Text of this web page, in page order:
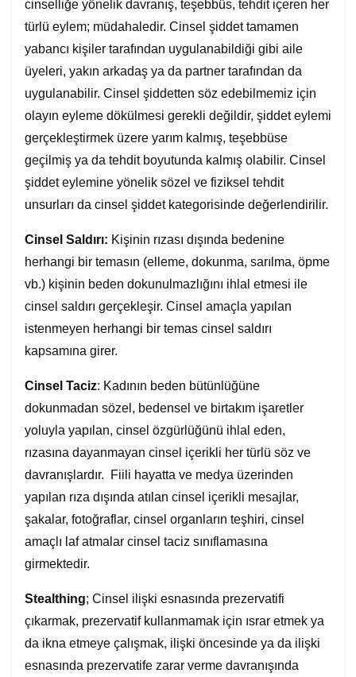
cinselliğe yönelik davranış, teşebbüs, tehdit içeren her
türlü eylem; müdahaledir. Cinsel şiddet tamamen
yabancı kişiler tarafından uygulanabildiği gibi aile
üyeleri, yakın arkadaş ya da partner tarafından da
uygulanabilir. Cinsel şiddetten söz edebilmemiz için
olayın eyleme dökülmesi gerekli değildir, şiddet eylemi
gerçekleştirmek üzere yarım kalmış, teşebbüse
geçilmiş ya da tehdit boyutunda kalmış olabilir. Cinsel
şiddet eylemine yönelik sözel ve fiziksel tehdit
unsurları da cinsel şiddet kategorisinde değerlendirilir.
Cinsel Saldırı: Kişinin rızası dışında bedenine
herhangi bir temasın (elleme, dokunma, sarılma, öpme
vb.) kişinin beden dokunulmazlığını ihlal etmesi ile
cinsel saldırı gerçekleşir. Cinsel amaçla yapılan
istenmeyen herhangi bir temas cinsel saldırı
kapsamına girer.
Cinsel Taciz: Kadının beden bütünlüğüne
dokunmadan sözel, bedensel ve birtakım işaretler
yoluyla yapılan, cinsel özgürlüğünü ihlal eden,
rızasına dayanmayan cinsel içerikli her türlü söz ve
davranışlardır. Fiili hayatta ve medya üzerinden
yapılan rıza dışında atılan cinsel içerikli mesajlar,
şakalar, fotoğraflar, cinsel organların teşhiri, cinsel
amaçlı laf atmalar cinsel taciz sınıflamasına
girmektedir.
Stealthing; Cinsel ilişki esnasında prezervatifi
çıkarmak, prezervatif kullanmamak için ısrar etmek ya
da ikna etmeye çalışmak, ilişki öncesinde ya da ilişki
esnasında prezervatife zarar verme davranışında